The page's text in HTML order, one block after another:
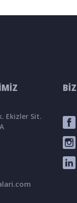
Ekizler Sit.